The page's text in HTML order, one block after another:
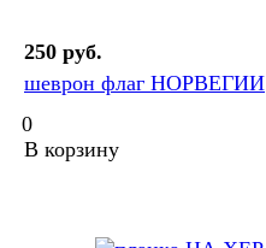
250 руб.
шеврон флаг НОРВЕГИИ
0
В корзину